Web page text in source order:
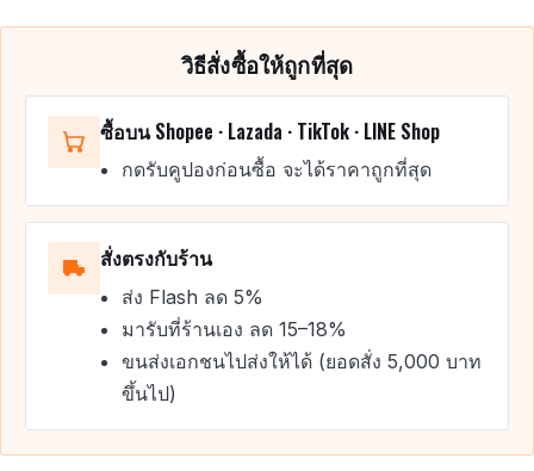
วิธีสั่งซื้อให้ถูกที่สุด
ซื้อบน Shopee · Lazada · TikTok · LINE Shop
กดรับคูปองก่อนซื้อ จะได้ราคาถูกที่สุด
สั่งตรงกับร้าน
ส่ง Flash ลด 5%
มารับที่ร้านเอง ลด 15–18%
ขนส่งเอกชนไปส่งให้ได้ (ยอดสั่ง 5,000 บาท
ขึ้นไป)